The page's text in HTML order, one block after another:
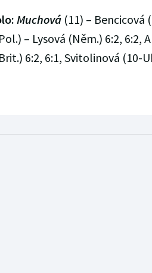
Muchová(11) – Bencicová
– Lysová (Něm.) 6:2, 6:2,
6:2, 6:1, Svitolinová (10-